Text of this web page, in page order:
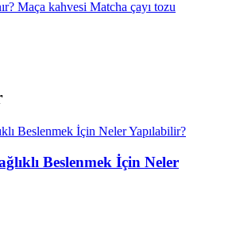
Maça kahvesi Matcha çayı tozu
Beslenmek İçin Neler